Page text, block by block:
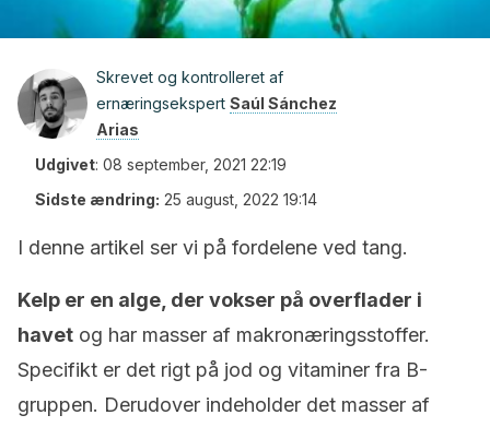
Skrevet og kontrolleret af
ernæringsekspert Saúl Sánchez
Arias
Udgivet: 08 september, 2021 22:19
Sidste ændring: 25 august, 2022 19:14
I denne artikel ser vi på fordelene ved tang.
Kelp er en alge, der vokser på overflader i
havet og har masser af makronæringsstoffer.
Specifikt er det rigt på jod og vitaminer fra B-
gruppen. Derudover indeholder det masser af